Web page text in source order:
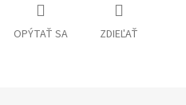
OPÝTAŤ SA ZDIEĽAŤ